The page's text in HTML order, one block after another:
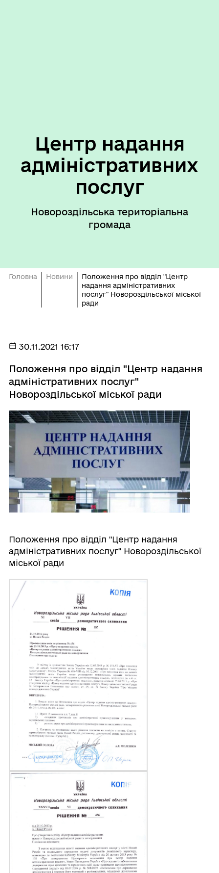
Центр надання
адміністративних
послуг
Новороздільська територіальна
громада
Головна Новини
Положення про відділ "Центр
надання адміністративних
послуг" Новороздільської міської
ради
30.11.2021 16:17
Положення про відділ "Центр надання
адміністративних послуг"
Новороздільської міської ради
Положення про відділ "Центр надання
адміністративних послуг" Новороздільської
міської ради